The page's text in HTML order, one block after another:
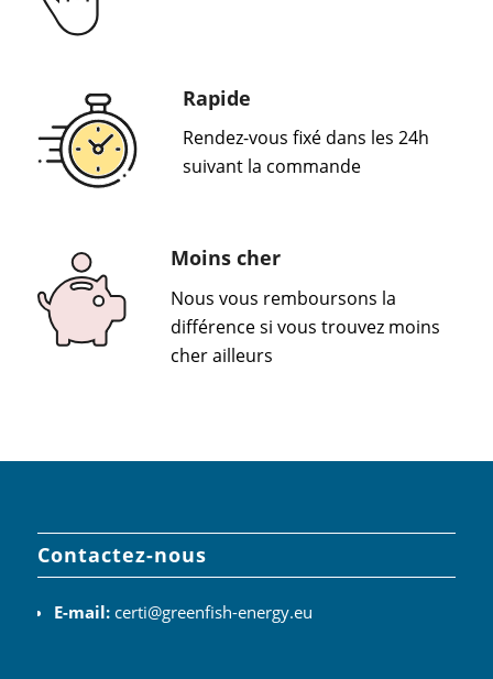
Rapide
Rendez-vous fixé dans les 24h
suivant la commande
Moins cher
Nous vous remboursons la
différence si vous trouvez moins
cher ailleurs
Contactez-nous
E-mail: certi@greenfish-energy.eu